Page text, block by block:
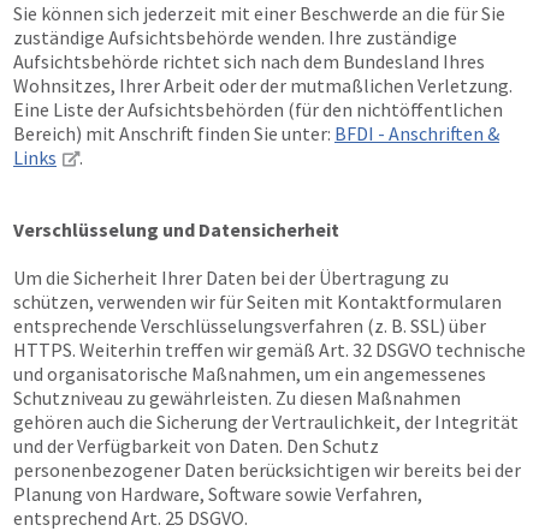
Sie können sich jederzeit mit einer Beschwerde an die für Sie
zuständige Aufsichtsbehörde wenden. Ihre zuständige
Aufsichtsbehörde richtet sich nach dem Bundesland Ihres
Wohnsitzes, Ihrer Arbeit oder der mutmaßlichen Verletzung.
Eine Liste der Aufsichtsbehörden (für den nichtöffentlichen
Bereich) mit Anschrift finden Sie unter: BFDI - Anschriften &
Links
.
Verschlüsselung und Datensicherheit
Um die Sicherheit Ihrer Daten bei der Übertragung zu
schützen, verwenden wir für Seiten mit Kontaktformularen
entsprechende Verschlüsselungsverfahren (z. B. SSL) über
HTTPS. Weiterhin treffen wir gemäß Art. 32 DSGVO technische
und organisatorische Maßnahmen, um ein angemessenes
Schutzniveau zu gewährleisten. Zu diesen Maßnahmen
gehören auch die Sicherung der Vertraulichkeit, der Integrität
und der Verfügbarkeit von Daten. Den Schutz
personenbezogener Daten berücksichtigen wir bereits bei der
Planung von Hardware, Software sowie Verfahren,
entsprechend Art. 25 DSGVO.